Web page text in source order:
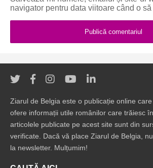
navigator pentru data viitoare când o
Ziarul de Belgia este o publicație online
ofere informații utile românilor care trăiesc
articolele publicate pe acest site sunt din
verificate. Dacă vă place Ziarul de Belgia,
la newsletter. Mulțumim!